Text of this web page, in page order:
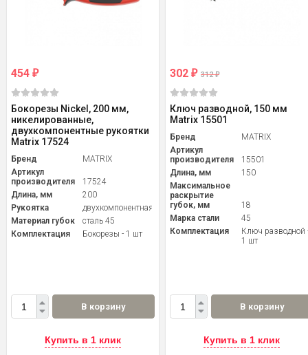
454 ₽
Бокорезы Nickel, 200 мм,
никелированные,
двухкомпонентные рукоятки
Matrix 17524
Бренд
MATRIX
Артикул
производителя
17524
Длина, мм
200
Рукоятка
двухкомпонентная
Материал губок
сталь 45
Комплектация
Бокорезы - 1 шт
В корзину
Купить в 1 клик
302 ₽ 312₽
Ключ разводной, 150 мм
Matrix 15501
Бренд
MATRIX
Артикул
производителя
15501
Длина, мм
150
Максимальное
раскрытие
губок, мм
18
Марка стали
45
Комплектация
Ключ разводной
1 шт
В корзину
Купить в 1 клик